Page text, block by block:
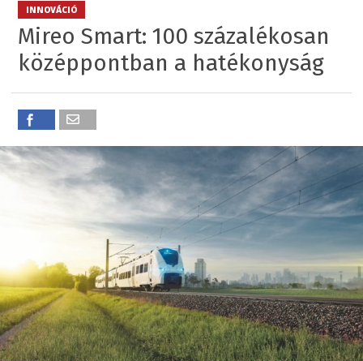
INNOVÁCIÓ
Mireo Smart: 100 százalékosan
középpontban a hatékonyság